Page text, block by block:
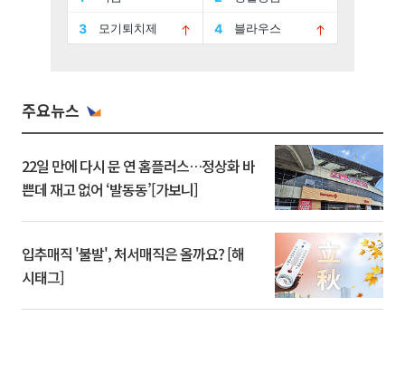
주요뉴스
22일 만에 다시 문 연 홈플러스…정상화 바
쁜데 재고 없어 ‘발동동’[가보니]
입추매직 '불발', 처서매직은 올까요? [해
시태그]